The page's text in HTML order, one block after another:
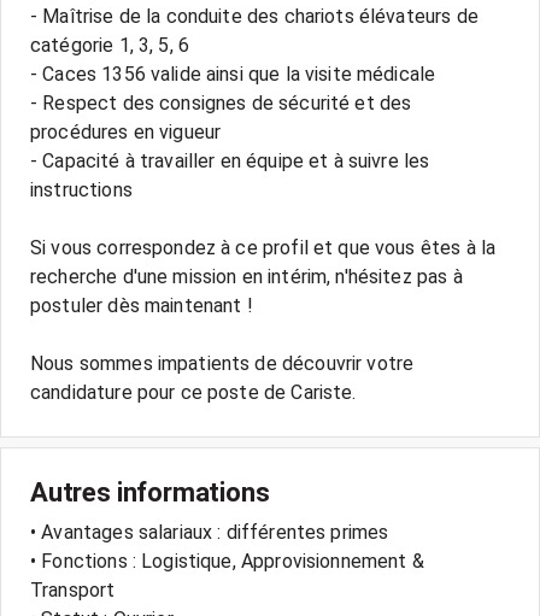
- Maîtrise de la conduite des chariots élévateurs de
catégorie 1, 3, 5, 6
- Caces 1356 valide ainsi que la visite médicale
- Respect des consignes de sécurité et des
procédures en vigueur
- Capacité à travailler en équipe et à suivre les
instructions
Si vous correspondez à ce profil et que vous êtes à la
recherche d'une mission en intérim, n'hésitez pas à
postuler dès maintenant !
Nous sommes impatients de découvrir votre
Autres informations
• Avantages salariaux : différentes primes
• Fonctions : Logistique, Approvisionnement &
Transport